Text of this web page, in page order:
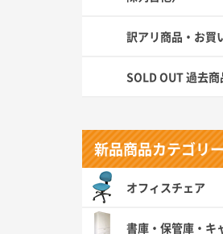
訳アリ商品・お買
SOLD OUT 過去
新品商品カテゴリ
オフィスチェア
書庫・保管庫・キ